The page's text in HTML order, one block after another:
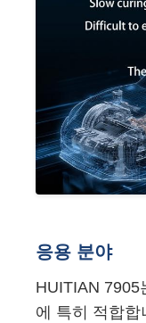
응용 분야
HUITIAN 7905
에 특히 적합합